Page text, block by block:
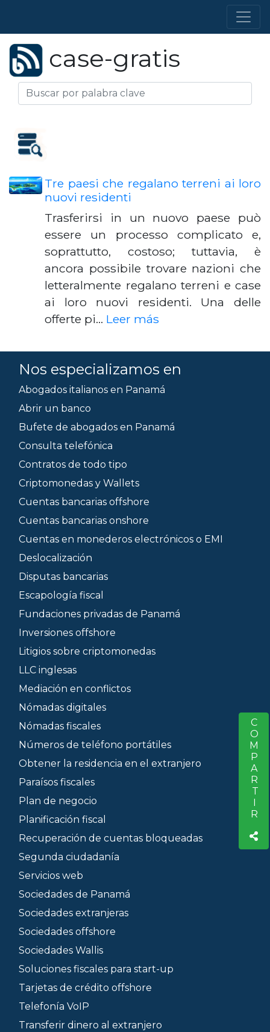
case-gratis
Tre paesi che regalano terreni ai loro
nuovi residenti
Trasferirsi in un nuovo paese può
essere un processo complicato e,
soprattutto, costoso; tuttavia, è
ancora possibile trovare nazioni che
letteralmente regalano terreni e case
ai loro nuovi residenti. Una delle
offerte pi… Leer más
COMPARTIR
Nos especializamos en
Abogados italianos en Panamá
Abrir un banco
Bufete de abogados en Panamá
Consulta telefónica
Contratos de todo tipo
Criptomonedas y Wallets
Cuentas bancarias offshore
Cuentas bancarias onshore
Cuentas en monederos electrónicos o EMI
Deslocalización
Disputas bancarias
Escapología fiscal
Fundaciones privadas de Panamá
Inversiones offshore
Litigios sobre criptomonedas
LLC inglesas
Mediación en conflictos
Nómadas digitales
Nómadas fiscales
Números de teléfono portátiles
Obtener la residencia en el extranjero
Paraísos fiscales
Plan de negocio
Planificación fiscal
Recuperación de cuentas bloqueadas
Segunda ciudadanía
Servicios web
Sociedades de Panamá
Sociedades extranjeras
Sociedades offshore
Sociedades Wallis
Soluciones fiscales para start-up
Tarjetas de crédito offshore
Telefonía VoIP
Transferir dinero al extranjero